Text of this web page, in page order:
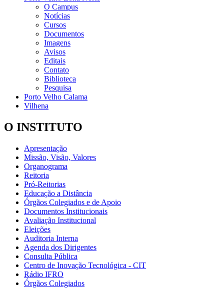
O Campus
Notícias
Cursos
Documentos
Imagens
Avisos
Editais
Contato
Biblioteca
Pesquisa
Porto Velho Calama
Vilhena
O INSTITUTO
Apresentação
Missão, Visão, Valores
Organograma
Reitoria
Pró-Reitorias
Educação a Distância
Órgãos Colegiados e de Apoio
Documentos Institucionais
Avaliação Institucional
Eleições
Auditoria Interna
Agenda dos Dirigentes
Consulta Pública
Centro de Inovação Tecnológica - CIT
Rádio IFRO
Órgãos Colegiados